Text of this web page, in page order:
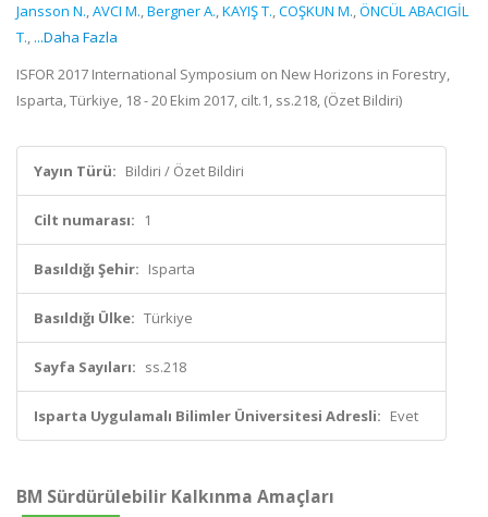
Jansson N.,AVCI M.,Bergner A.,KAYIŞ T.,COŞKUN M.,ÖNCÜL ABACIGİL
T., ...Daha Fazla
ISFOR 2017 International Symposium on New Horizons in Forestry,
Isparta, Türkiye, 18 - 20 Ekim 2017, cilt.1, ss.218, (Özet Bildiri)
Yayın Türü: Bildiri / Özet Bildiri
Cilt numarası: 1
Basıldığı Şehir: Isparta
Basıldığı Ülke: Türkiye
Sayfa Sayıları: ss.218
Isparta Uygulamalı Bilimler Üniversitesi Adresli: Evet
BM Sürdürülebilir Kalkınma Amaçları